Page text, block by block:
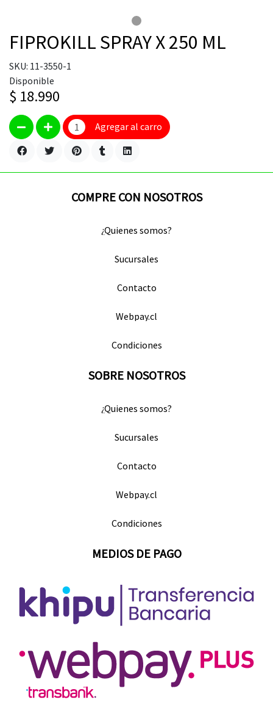
FIPROKILL SPRAY X 250 ML
SKU: 11-3550-1
Disponible
$ 18.990
Agregar al carro
COMPRE CON NOSOTROS
¿Quienes somos?
Sucursales
Contacto
Webpay.cl
Condiciones
SOBRE NOSOTROS
¿Quienes somos?
Sucursales
Contacto
Webpay.cl
Condiciones
MEDIOS DE PAGO